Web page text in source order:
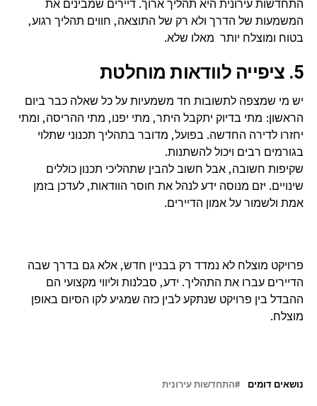
התחדשות עירונית היא תהליך ארוך. דיירים שמבינים את
המשמעות של הדרך ולא רק של התוצאה, חווים תהליך רגוע,
בטוח ומוצלח יותר מאלו שלא.
5. ציפייה לוודאות מוחלטת
יש מי שמצפה לתשובות חד משמעיות על כל שאלה כבר ביום
הראשון: מתי בדיוק יתקבל היתר, מתי יפנו, מתי ההריסה, ומתי
יחזרו לדירה החדשה. בפועל, מדובר בתהליך תכנוני שתלוי
בגורמים רבים ויכול להשתנות.
שקיפות חשובה, אבל חשוב להבין שתהליכי תכנון כוללים
שינויים. יזם מנוסה ידע לנהל את חוסר הוודאות, לעדכן בזמן
אמת ולשמור על אמון הדיירים.
פרויקט מוצלח לא נמדד רק בבניין חדש, אלא גם בדרך שבה
הדיירים עברו את התהליך. ידע, סבלנות וליווי מקצועי הם
ההבדל בין פרויקט שנתקע לבין כזה שמגיע לקו הסיום באופן
מוצלח.
נושאים דומים התחדשות עירונית